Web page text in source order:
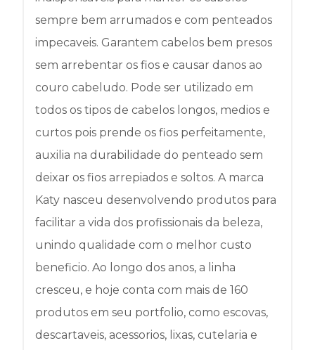
sempre bem arrumados e com penteados
impecaveis. Garantem cabelos bem presos
sem arrebentar os fios e causar danos ao
couro cabeludo. Pode ser utilizado em
todos os tipos de cabelos longos, medios e
curtos pois prende os fios perfeitamente,
auxilia na durabilidade do penteado sem
deixar os fios arrepiados e soltos. A marca
Katy nasceu desenvolvendo produtos para
facilitar a vida dos profissionais da beleza,
unindo qualidade com o melhor custo
beneficio. Ao longo dos anos, a linha
cresceu, e hoje conta com mais de 160
produtos em seu portfolio, como escovas,
descartaveis, acessorios, lixas, cutelaria e